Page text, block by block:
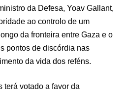
da Defesa, Yoav Gallant,
ao controlo de um
da fronteira entre Gaza e o
pontos de discórdia nas
da vida dos reféns.
terá votado a favor da